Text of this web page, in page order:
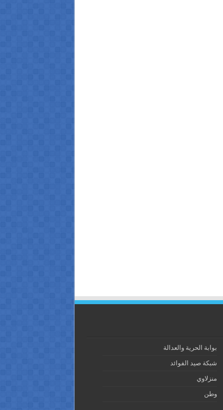
بوابة الحرية والعدالة
شبكة صيد الفوائد
منزلاوي
وطن